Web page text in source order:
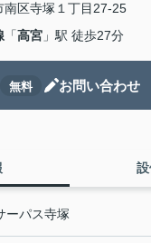
南区寺塚１丁目27-25
「高宮 」駅 徒歩27分
無料 お問い合わせ
ーパス寺塚